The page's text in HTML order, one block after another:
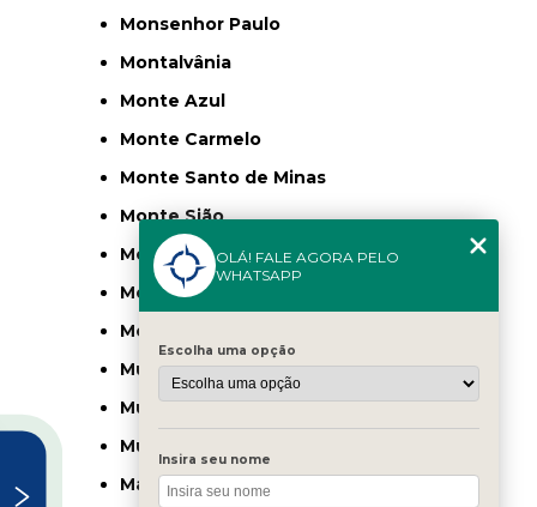
Monsenhor Paulo
Montalvânia
Monte Azul
Monte Carmelo
Monte Santo de Minas
Monte Sião
Montes Claros
Montezuma
Morro Vermelho
Muriaé
Mutum
Muzambinho
Mário Campos
OLÁ! FALE AGORA PELO
WHATSAPP
Escolha uma opção
Insira seu nome